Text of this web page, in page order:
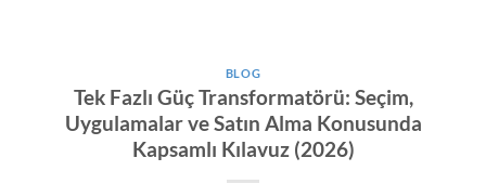
BLOG
Tek Fazlı Güç Transformatörü: Seçim,
Uygulamalar ve Satın Alma Konusunda
Kapsamlı Kılavuz (2026)